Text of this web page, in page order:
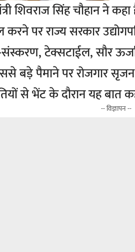
शिवराज सिंह चौहान ने
पर राज्य सरकार
संस्करण, टेक्सटाईल, सौर
बड़े पैमाने पर रोजगार सृजन
से भेंट के दौरान यह बात
-- विज्ञापन --